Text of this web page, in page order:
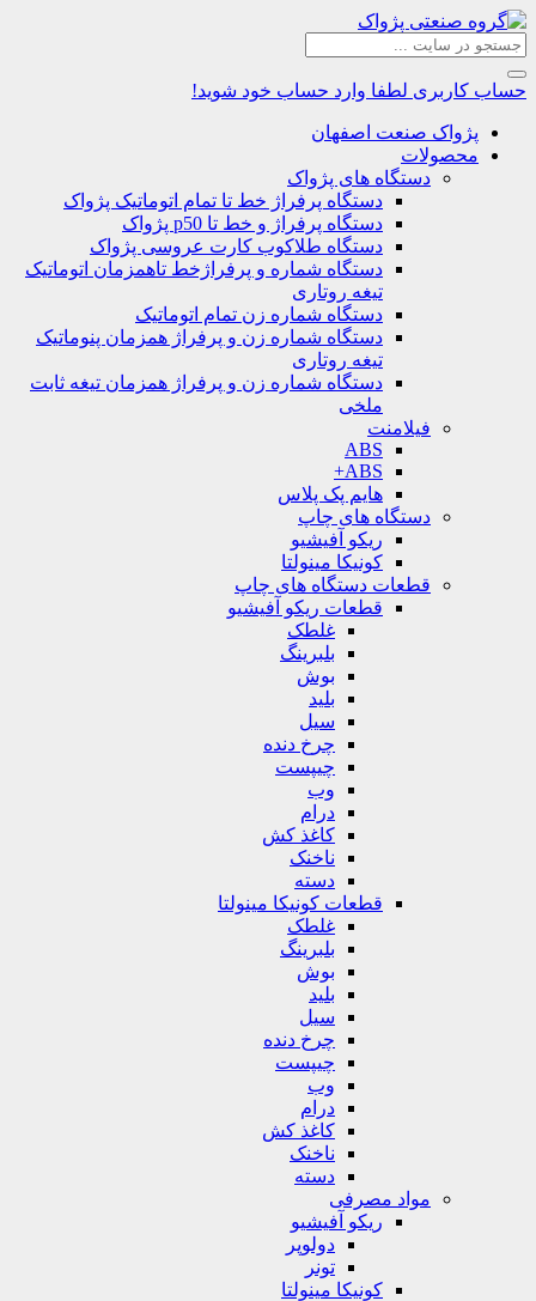
حساب کاربری لطفا وارد حساب خود شوید!
پژواک صنعت اصفهان
محصولات
دستگاه های پژواک
دستگاه پرفراژ خط تا تمام اتوماتیک پژواک
دستگاه پرفراژ و خط تا p50 پژواک
دستگاه طلاکوب کارت عروسی پژواک
دستگاه شماره و پرفراژخط تاهمزمان اتوماتیک
تیغه روتاری
دستگاه شماره زن تمام اتوماتیک
دستگاه شماره زن و پرفراژ همزمان پنوماتیک
تیغه روتاری
دستگاه شماره زن و پرفراژ همزمان تیغه ثابت
ملخی
فیلامنت
ABS
ABS+
هایم پک پلاس
دستگاه های چاپ
ریکو آفیشیو
کونیکا مینولتا
قطعات دستگاه های چاپ
قطعات ریکو آفیشیو
غلطک
بلبرینگ
بوش
بلید
سیل
چرخ دنده
چیپست
وب
درام
کاغذ کش
ناخنک
دسته
قطعات کونیکا مینولتا
غلطک
بلبرینگ
بوش
بلید
سیل
چرخ دنده
چیپست
وب
درام
کاغذ کش
ناخنک
دسته
مواد مصرفی
ریکو آفیشیو
دولوپر
تونر
کونیکا مینولتا